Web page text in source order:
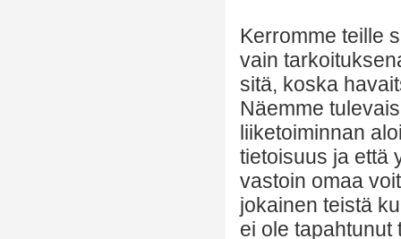
Kerromme teille
vain
sitä, koska
Näemme
liiketoiminnan
tietoisuus ja että
vastoin omaa
jokainen teistä
ei ole tapahtunut